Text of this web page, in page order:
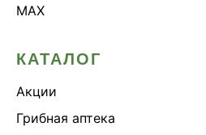
MAX
КАТАЛОГ
Акции
Грибная аптека